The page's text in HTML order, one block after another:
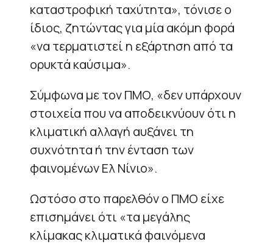
καταστροφική ταχύτητα», τόνισε ο
ίδιος, ζητώντας για μία ακόμη φορά
«να τερματιστεί η εξάρτηση από τα
ορυκτά καύσιμα».
Σύμφωνα με τον ΠΜΟ, «δεν υπάρχουν
στοιχεία που να αποδεικνύουν ότι η
κλιματική αλλαγή αυξάνει τη
συχνότητα ή την ένταση των
φαινομένων Ελ Νίνιο».
Ωστόσο στο παρελθόν ο ΠΜΟ είχε
επισημάνει ότι «τα μεγάλης
κλίμακας κλιματικά φαινόμενα